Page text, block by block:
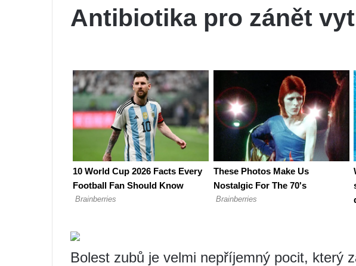
Antibiotika pro zánět
Bolest zubů je velmi nepříjemný pocit, který